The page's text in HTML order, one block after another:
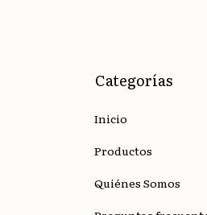
Categorías
Inicio
Productos
Quiénes Somos